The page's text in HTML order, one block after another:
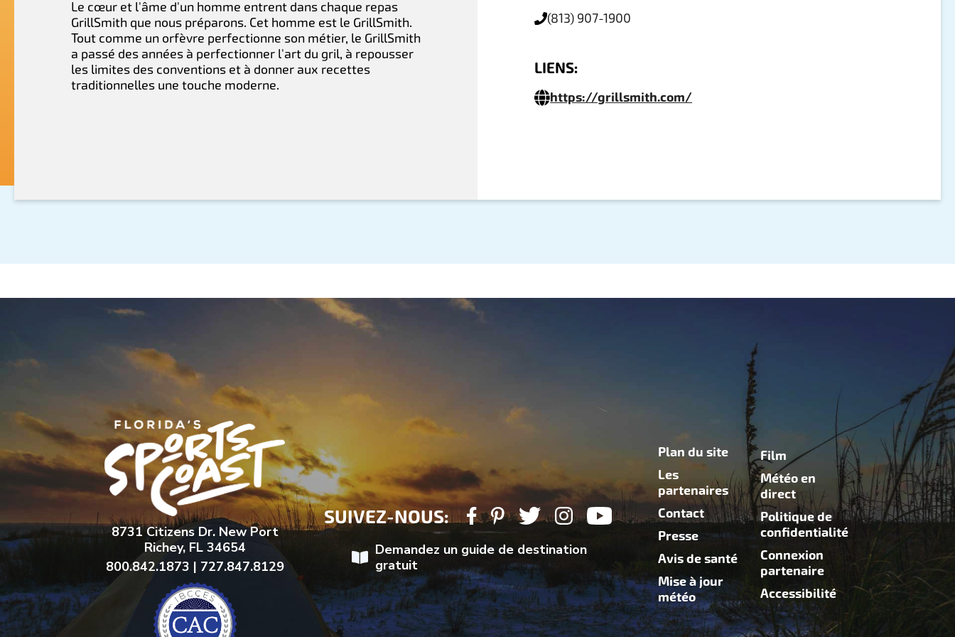
Le cœur et l'âme d'un homme entrent dans chaque repas
GrillSmith que nous préparons. Cet homme est le GrillSmith.
Tout comme un orfèvre perfectionne son métier, le GrillSmith
a passé des années à perfectionner l'art du gril, à repousser
les limites des conventions et à donner aux recettes
traditionnelles une touche moderne.
(813) 907-1900
LIENS:
https://grillsmith.com/
8731 Citizens Dr. New Port
Richey, FL 34654
800.842.1873 | 727.847.8129
SUIVEZ-NOUS:
Demandez un guide de destination
gratuit
Plan du site
Les
partenaires
Contact
Presse
Avis de santé
Mise à jour
météo
Film
Météo en
direct
Politique de
confidentialité
Connexion
partenaire
Accessibilité